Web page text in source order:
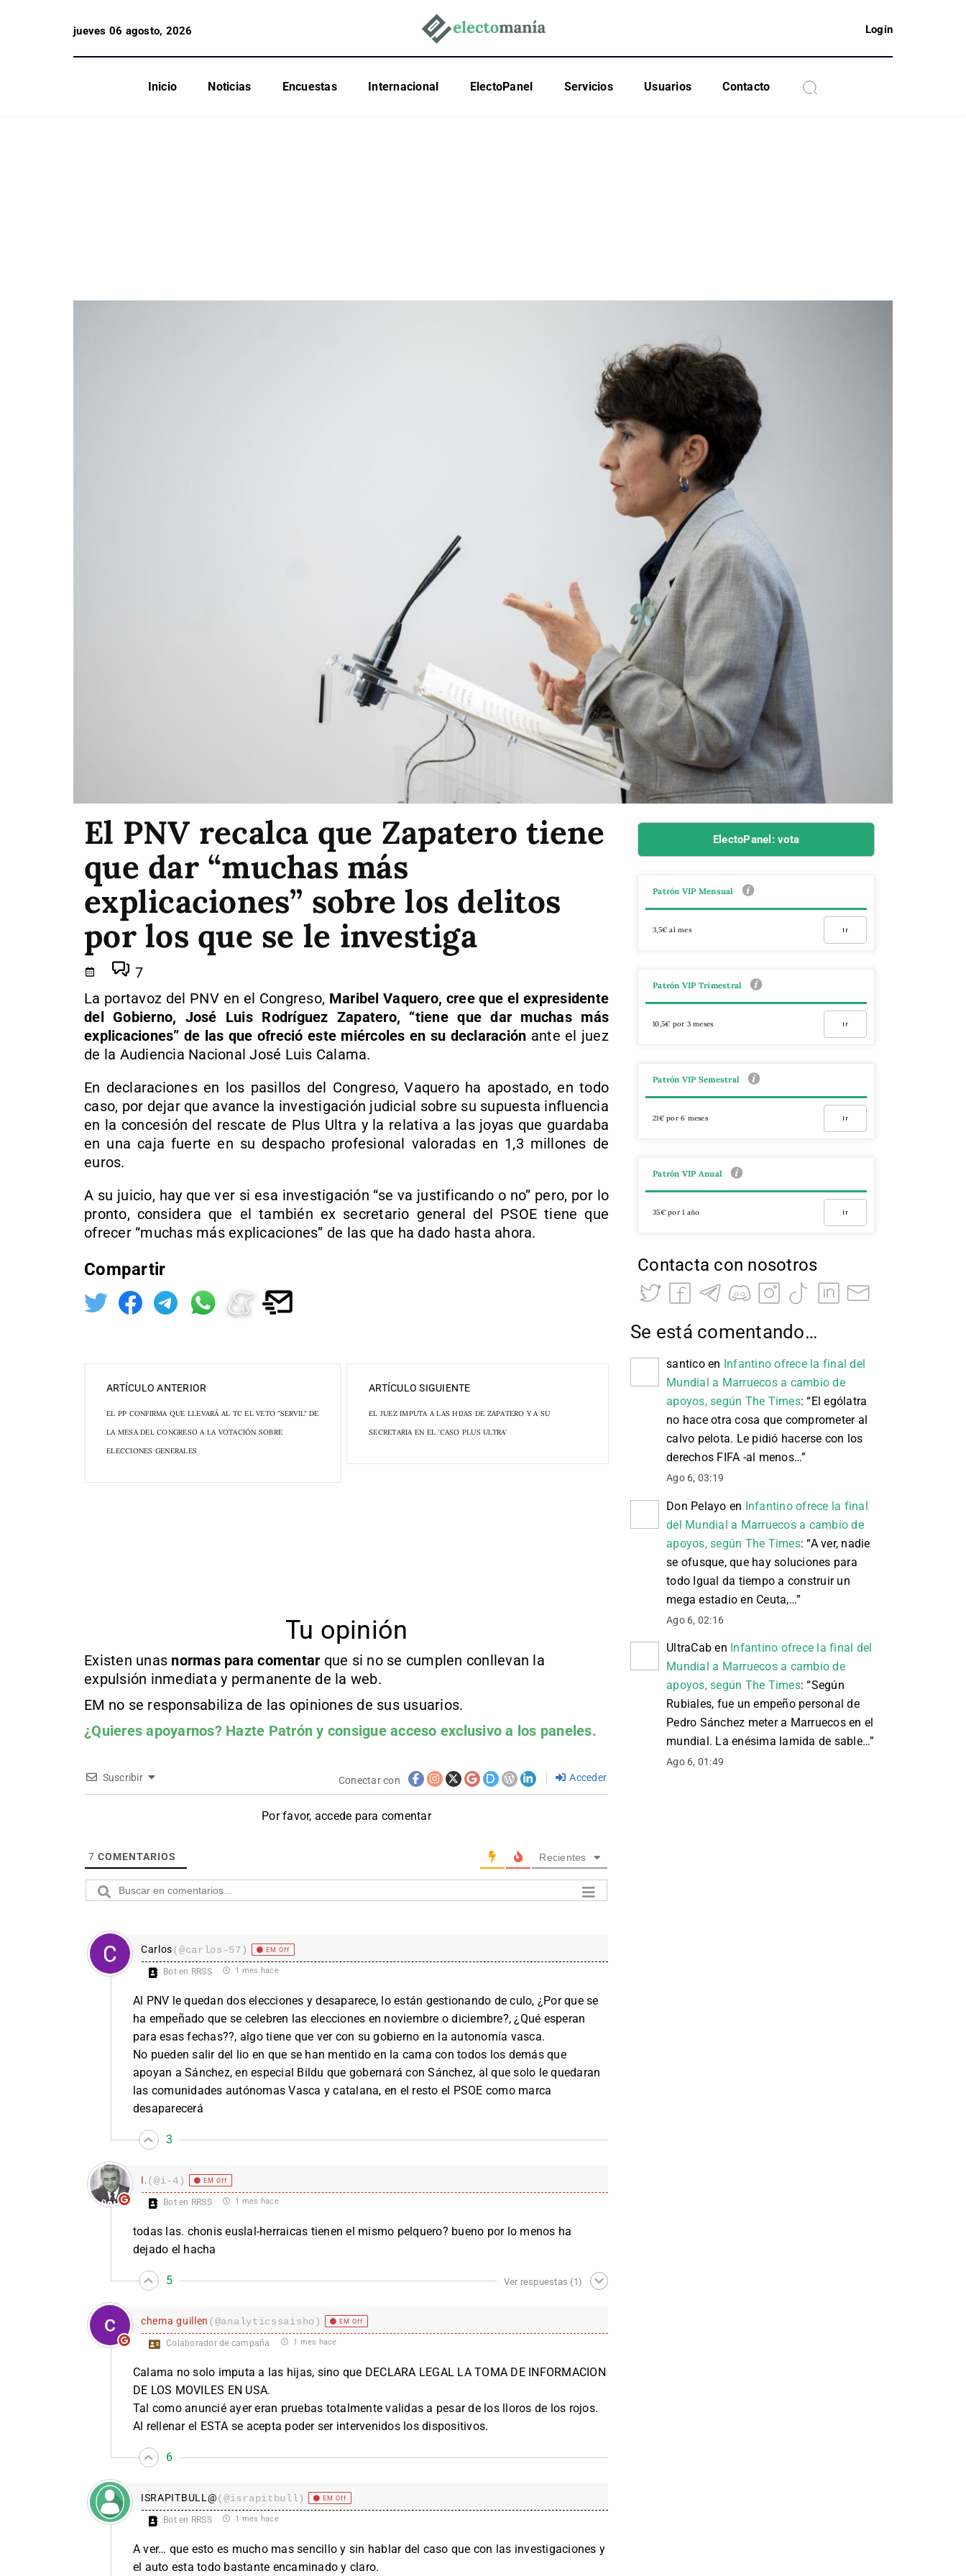
jueves 06 agosto, 2026 Login
Inicio Noticias Encuestas Internacional ElectoPanel Servicios Usuarios Contacto
El PNV recalca que Zapatero tiene
que dar “muchas más
explicaciones” sobre los delitos
por los que se le investiga
7
La portavoz del PNV en el Congreso, Maribel Vaquero, cree que el expresidente
del Gobierno, José Luis Rodríguez Zapatero, “tiene que dar muchas más
explicaciones” de las que ofreció este miércoles en su declaración ante el juez
de la Audiencia Nacional José Luis Calama.
En declaraciones en los pasillos del Congreso, Vaquero ha apostado, en todo
caso, por dejar que avance la investigación judicial sobre su supuesta influencia
en la concesión del rescate de Plus Ultra y la relativa a las joyas que guardaba
en una caja fuerte en su despacho profesional valoradas en 1,3 millones de
euros.
A su juicio, hay que ver si esa investigación “se va justificando o no” pero, por lo
pronto, considera que el también ex secretario general del PSOE tiene que
ofrecer “muchas más explicaciones” de las que ha dado hasta ahora.
Compartir
ARTÍCULO ANTERIOR
EL PP CONFIRMA QUE LLEVARÁ AL TC EL VETO "SERVIL" DE
LA MESA DEL CONGRESO A LA VOTACIÓN SOBRE
ELECCIONES GENERALES
ARTÍCULO SIGUIENTE
EL JUEZ IMPUTA A LAS HIJAS DE ZAPATERO Y A SU
SECRETARIA EN EL 'CASO PLUS ULTRA'
Tu opinión
Existen unas normas para comentar que si no se cumplen conllevan la
expulsión inmediata y permanente de la web.
EM no se responsabiliza de las opiniones de sus usuarios.
¿Quieres apoyarnos? Hazte Patrón y consigue acceso exclusivo a los paneles.
Suscribir Conectar con Acceder
Por favor, accede para comentar
7 COMENTARIOS Recientes
Carlos(@carlos-57) EM Off
Bot en RRSS 1 mes hace
Al PNV le quedan dos elecciones y desaparece, lo están gestionando de culo, ¿Por que se
ha empeñado que se celebren las elecciones en noviembre o diciembre?, ¿Qué esperan
para esas fechas??, algo tiene que ver con su gobierno en la autonomía vasca.
No pueden salir del lio en que se han mentido en la cama con todos los demás que
apoyan a Sánchez, en especial Bildu que gobernará con Sánchez, al que solo le quedaran
las comunidades autónomas Vasca y catalana, en el resto el PSOE como marca
desaparecerá
3
I.(@i-4) EM Off
Bot en RRSS 1 mes hace
todas las. chonis euslal-herraicas tienen el mismo pelquero? bueno por lo menos ha
dejado el hacha
5 Ver respuestas (1)
chema guillen (@analyticssaisho) EM Off
Colaborador de campaña 1 mes hace
Calama no solo imputa a las hijas, sino que DECLARA LEGAL LA TOMA DE INFORMACION
DE LOS MOVILES EN USA.
Tal como anuncié ayer eran pruebas totalmente validas a pesar de los lloros de los rojos.
Al rellenar el ESTA se acepta poder ser intervenidos los dispositivos.
6
ISRAPITBULL@(@israpitbull) EM Off
Bot en RRSS 1 mes hace
A ver… que esto es mucho mas sencillo y sin hablar del caso que con las investigaciones y
el auto esta todo bastante encaminado y claro.
ElectoPanel: vota
Patrón VIP Mensual
3,5€ al mes Ir
Patrón VIP Trimestral
10,5€ por 3 meses Ir
Patrón VIP Semestral
21€ por 6 meses Ir
Patrón VIP Anual
35€ por 1 año Ir
Contacta con nosotros
Se está comentando…
santicoen Infantino ofrece la final del
Mundial a Marruecos a cambio de
apoyos, según The Times: “El ególatra
no hace otra cosa que comprometer al
calvo pelota. Le pidió hacerse con los
derechos FIFA -al menos…”
Ago 6, 03:19
Don Pelayo en Infantino ofrece la final
del Mundial a Marruecos a cambio de
apoyos, según The Times: “A ver, nadie
se ofusque, que hay soluciones para
todo Igual da tiempo a construir un
mega estadio en Ceuta,…”
Ago 6, 02:16
UltraCab en Infantino ofrece la final del
Mundial a Marruecos a cambio de
apoyos, según The Times: “Según
Rubiales, fue un empeño personal de
Pedro Sánchez meter a Marruecos en el
mundial. La enésima lamida de sable…”
Ago 6, 01:49